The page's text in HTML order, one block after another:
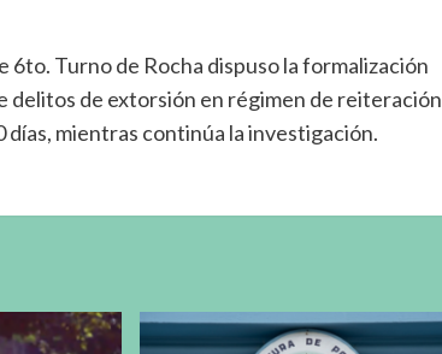
6to. Turno de Rocha dispuso la formalización
delitos de extorsión en régimen de reiteración
mientras continúa la investigación.